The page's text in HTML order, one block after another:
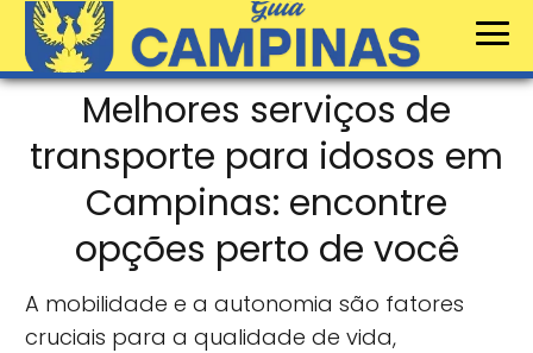
Melhores serviços de
transporte para idosos em
Campinas: encontre
opções perto de você
A mobilidade e a autonomia são fatores
cruciais para a qualidade de vida,